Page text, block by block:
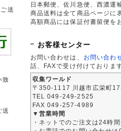
送
致
送
日本郵便、佐川急便、西濃
商品送料は全て商品ページに
高額商品には保証付書留便を
お客様センター
お問い合わせは、 お問い合わ
話、FAXで受け付けております
収集ワールド
〒350-1117 川越市広栄町
TEL 049-249-2525
FAX 049-257-4989
▼営業時間
・ネットでのご注文は24時